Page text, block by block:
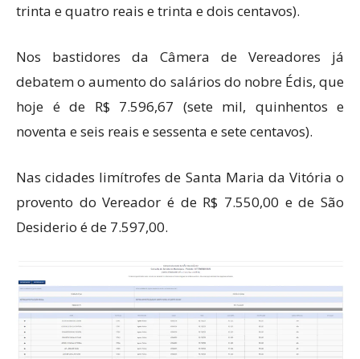
trinta e quatro reais e trinta e dois centavos).
Nos bastidores da Câmera de Vereadores já
debatem o aumento do salários do nobre Édis, que
hoje é de R$ 7.596,67 (sete mil, quinhentos e
noventa e seis reais e sessenta e sete centavos).
Nas cidades limítrofes de Santa Maria da Vitória o
provento do Vereador é de R$ 7.550,00 e de São
Desiderio é de 7.597,00.